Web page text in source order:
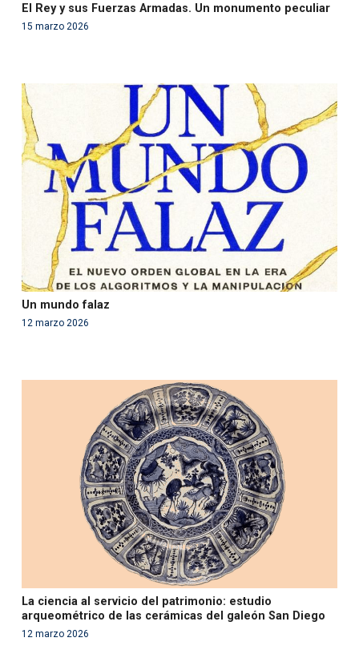
El Rey y sus Fuerzas Armadas. Un monumento peculiar
15 marzo 2026
Warning
: Use of undefined constant php - assumed
'php' (this will throw an Error in a future version of PHP)
in/var/www/acami.es/wp-
content/themes/fundcami/page-publicaciones.php
on line99
Un mundo falaz
12 marzo 2026
: Use of undefined constant php - assumed
'php' (this will throw an Error in a future version of PHP)
/var/www/acami.es/wp-
content/themes/fundcami/page-publicaciones.php
La ciencia al servicio del patrimonio: estudio
arqueométrico de las cerámicas del galeón San Diego
12 marzo 2026